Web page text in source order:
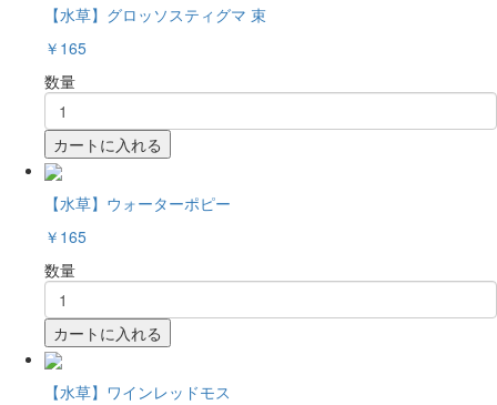
【水草】グロッソスティグマ 束
￥165
数量
カートに入れる
【水草】ウォーターポピー
￥165
数量
カートに入れる
【水草】ワインレッドモス